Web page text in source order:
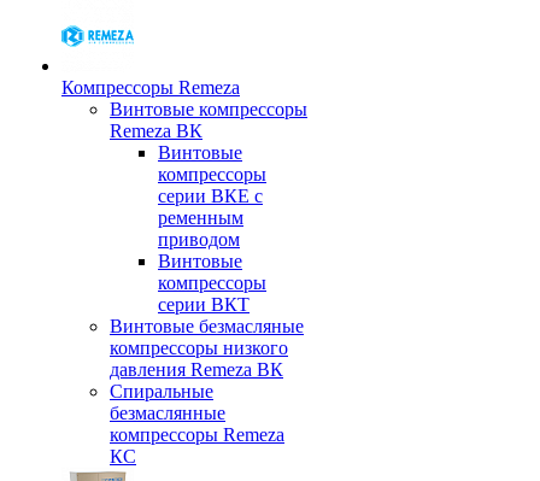
Компрессоры Remeza
Винтовые компрессоры
Remeza ВК
Винтовые
компрессоры
серии ВКЕ с
ременным
приводом
Винтовые
компрессоры
серии ВКТ
Винтовые безмасляные
компрессоры низкого
давления Remeza ВК
Спиральные
безмаслянные
компрессоры Remeza
КС